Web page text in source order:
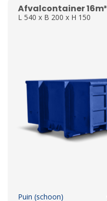
Afvalcontainer 16m³
L 540 x B 200 x H 150
Puin (schoon)